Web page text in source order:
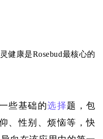
健康是Rosebud最核心的
些基础的选择题，包
、性别、烦恼等，快